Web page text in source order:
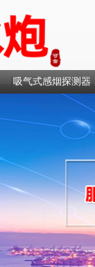
吸气式感烟探测器